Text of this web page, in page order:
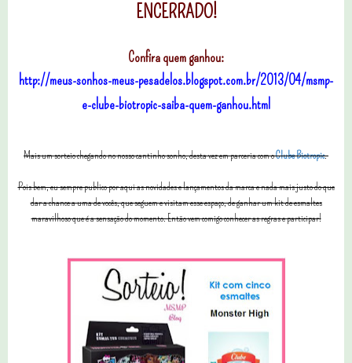
ENCERRADO!
Confira quem ganhou:
http://meus-sonhos-meus-pesadelos.blogspot.com.br/2013/04/msmp-
e-clube-biotropic-saiba-quem-ganhou.html
Mais um sorteio chegando no nosso cantinho sonho, desta vez em parceria com oClube Biotropic.
Pois bem, eu sempre publico por aqui as novidades e lançamentos da marca e nada mais justo do que
dar a chance a uma de vocês, que seguem e visitam esse espaço, de ganhar um kit de esmaltes
maravilhoso que é a sensação do momento. Então vem comigo conhecer as regras e participar!